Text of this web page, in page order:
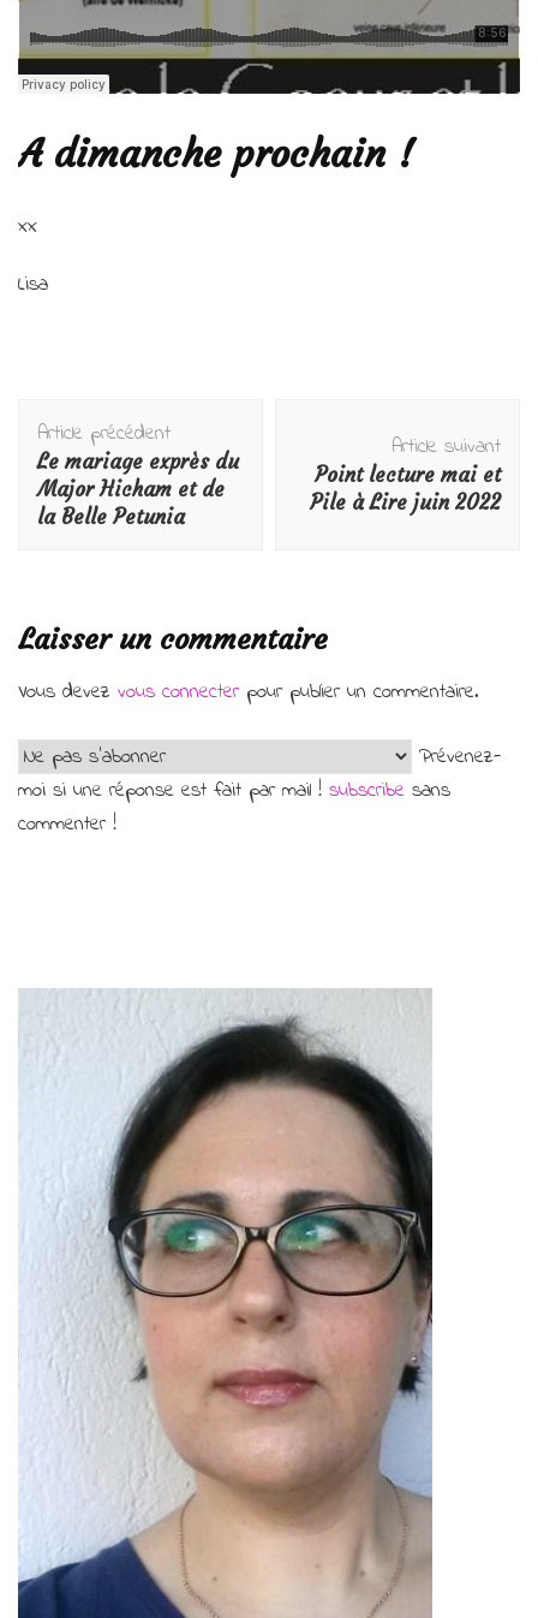
A dimanche prochain !
xx
Lisa
d'article
Article précédent
Le mariage exprès du
Major Hicham et de
la Belle Petunia
Article suivant
Point lecture mai et
Pile à Lire juin 2022
Laisser un commentaire
Vous devez vous connecterpour publier un commentaire.
Prévenez-
moi si une réponse est fait par mail ! subscribe sans
commenter !